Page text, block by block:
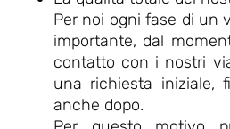
Per noi ogni fase di un
importante, dal
contatto con i nostri
una richiesta iniziale,
anche dopo.